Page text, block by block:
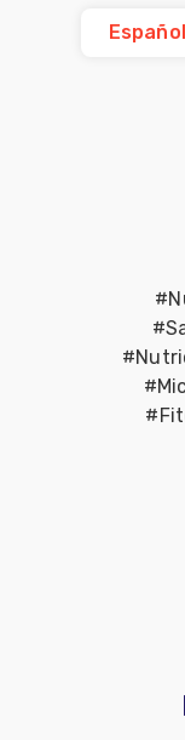
Español
#
#
#
#
#